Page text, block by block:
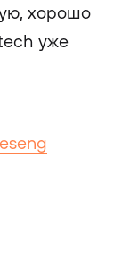
хорошо
уже